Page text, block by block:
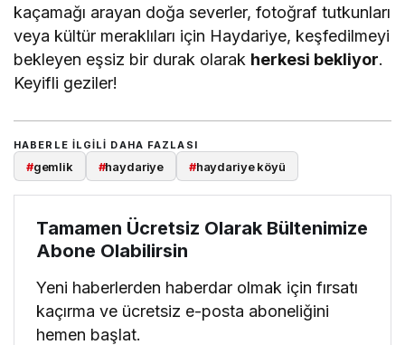
kaçamağı arayan doğa severler, fotoğraf tutkunları
veya kültür meraklıları için Haydariye, keşfedilmeyi
bekleyen eşsiz bir durak olarak herkesi bekliyor.
Keyifli geziler!
HABERLE ILGILI DAHA FAZLASI
#gemlik #haydariye #haydariye köyü
Tamamen Ücretsiz Olarak Bültenimize
Abone Olabilirsin
Yeni haberlerden haberdar olmak için fırsatı
kaçırma ve ücretsiz e-posta aboneliğini
hemen başlat.